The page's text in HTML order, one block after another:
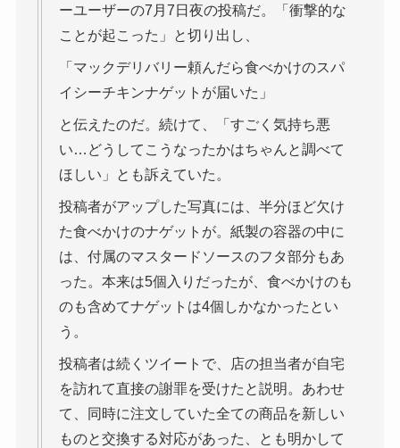
ーユーザーの7月7日夜の投稿だ。「衝撃的な
ことが起こった」と切り出し、
「マックデリバリー頼んだら食べかけのスパ
イシーチキンナゲットが届いた」
と伝えたのだ。続けて、「すごく気持ち悪
い…どうしてこうなったかはちゃんと調べて
ほしい」とも訴えていた。
投稿者がアップした写真には、半分ほど欠け
た食べかけのナゲットが。紙製の容器の中に
は、付属のマスタードソースのフタ部分もあ
った。本来は5個入りだったが、食べかけのも
のも含めてナゲットは4個しかなかったとい
う。
投稿者は続くツイートで、店の担当者が自宅
を訪れて直接の謝罪を受けたと説明。あわせ
て、同時に注文していた全ての商品を新しい
ものと交換する対応があった、とも明かして